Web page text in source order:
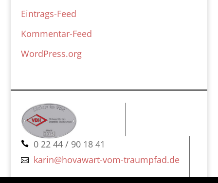
Eintrags-Feed
Kommentar-Feed
WordPress.org
  0 22 44 / 90 18 41
karin@hovawart-vom-traumpfad.de